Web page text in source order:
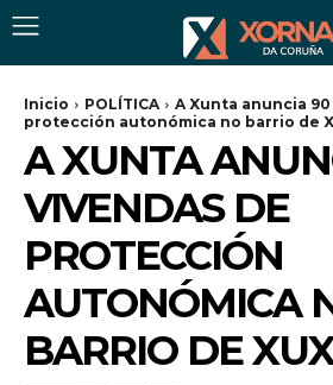
Inicio POLÍTICA
A Xunta anuncia
protección autonómica no barrio de
A XUNTA
VIVENDAS DE
PROTECCIÓN
AUTONÓMICA
BARRIO DE